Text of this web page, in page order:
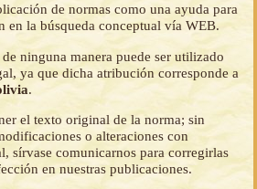
de normas como una ayuda para
en la búsqueda conceptual vía WEB.
ninguna manera puede ser utilizado
ya que dicha atribución corresponde a
.
el texto original de la norma; sin
o alteraciones con
sírvase comunicarnos para corregirlas
en nuestras publicaciones.